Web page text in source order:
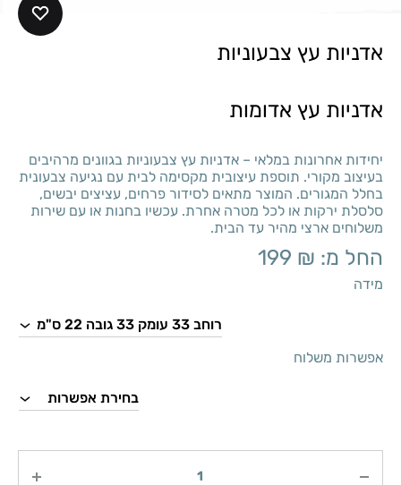
אדניות עץ צבעוניות
אדניות עץ אדומות
יחידות אחרונות במלאי – אדניות עץ צבעוניות בגוונים מרהיבים
בעיצוב מקורי. תוספת עיצובית מקסימה לבית עם נגיעה צבעונית
בחלל המגורים. המוצר מתאים לסידור פרחים, עציצים יבשים,
סלסלת ירקות או לכל מטרה אחרת. עכשיו בחנות או עם שירות
משלוחים ארצי מהיר עד הבית.
החל מ: 199 ₪
מידה
אפשרות משלוח